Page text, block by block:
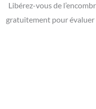
Libérez-vous de
gratuitement pour évaluer